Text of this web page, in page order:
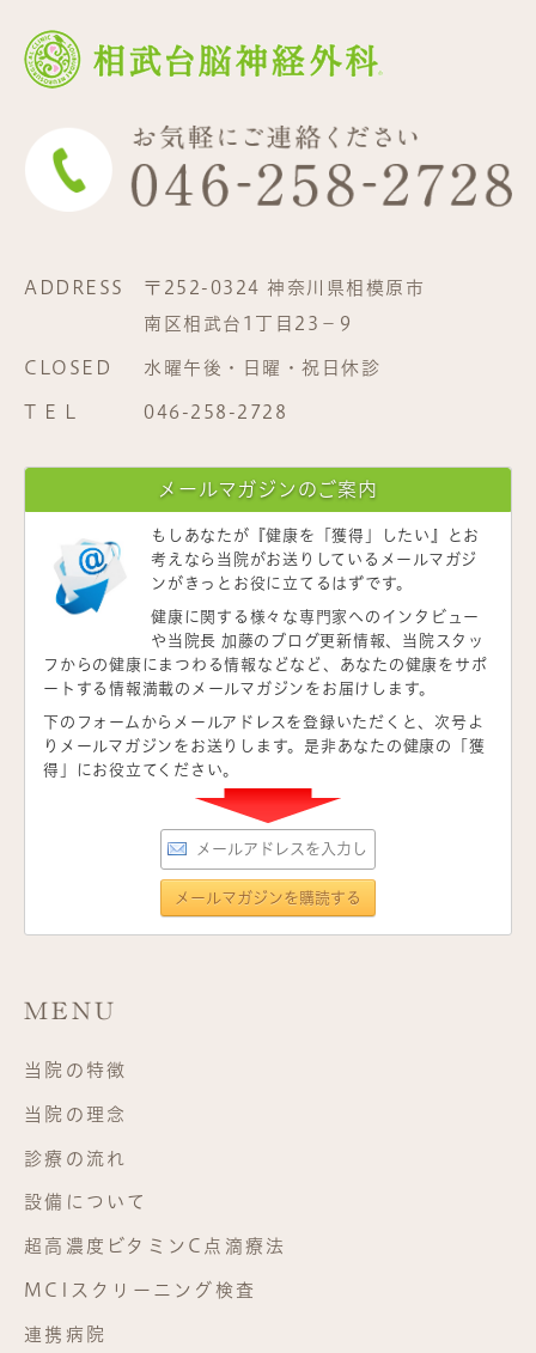
ADDRESS
〒252-0324 神奈川県相模原市
南区相武台1丁目23−9
CLOSED 水曜午後・日曜・祝日休診
T E L 046-258-2728
メールマガジンのご案内
もしあなたが 『健康を「獲得」したい』
とお
考えなら当院がお送りしているメールマガジ
ンがきっとお役に立てるはずです。
健康に関する様々な専門家へのインタビュー
や当院長 加藤のブログ更新情報、当院スタッ
フからの健康にまつわる情報などなど、あなたの健康をサポ
ートする情報満載のメールマガジンをお届けします。
下のフォームからメールアドレスを登録いただくと、次号よ
りメールマガジンをお送りします。是非あなたの健康の「獲
得」にお役立てください。
MENU
当院の特徴
当院の理念
診療の流れ
設備について
超高濃度ビタミンC点滴療法
MCIスクリーニング検査
連携病院